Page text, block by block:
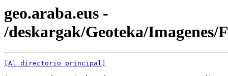
geo.araba.eus -
/deskargak/Geoteka/Imagenes/
[Al directorio principal]